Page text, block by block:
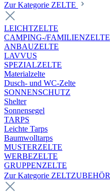
Zur Kategorie ZELTE
LEICHTZELTE
CAMPING-/FAMILIENZELTE
ANBAUZELTE
LAVVUS
SPEZIALZELTE
Materialzelte
Dusch- und WC-Zelte
SONNENSCHUTZ
Shelter
Sonnensegel
TARPS
Leichte Tarps
Baumwolltarps
MUSTERZELTE
WERBEZELTE
GRUPPENZELTE
Zur Kategorie ZELTZUBEHÖR